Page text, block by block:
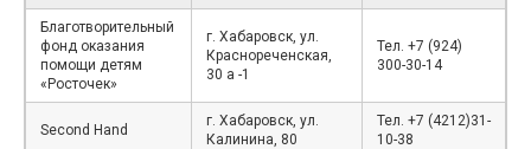
Благотворительный
фонд оказания
помощи детям
«Росточек»
г. Хабаровск, ул.
Краснореченская,
30 а -1
Тел. +7 (924)
300-30-14
Second Hand
г. Хабаровск, ул.
Калинина, 80
Тел. +7 (4212)31-
10-38